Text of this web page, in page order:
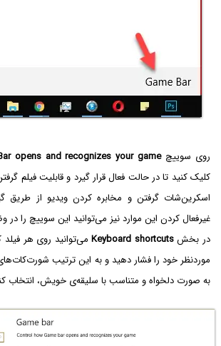
روی سوییچopens and recognizes your game
کلیک کنید تا در حالت فعال قرار گیرد و قابلیت فیلم
اسکرین‌شات گرفتن و مخابره کردن ویدیو از طریق
غیرفعال کردن این موارد نیز می‌توانید این سوییچ را
در بخشKeyboard shortcutsمی‌توانید روی هر فیلد
موردنظر خود را فشار دهید و به این ترتیب
به صورت دلخواه و متناسب با سلیقه‌ی خویش، انتخاب